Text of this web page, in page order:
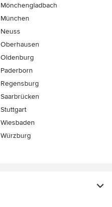
Mönchen­gladbach
München
Neuss
Oberhausen
Oldenburg
Paderborn
Regensburg
Saarbrücken
Stuttgart
Wiesbaden
Würzburg